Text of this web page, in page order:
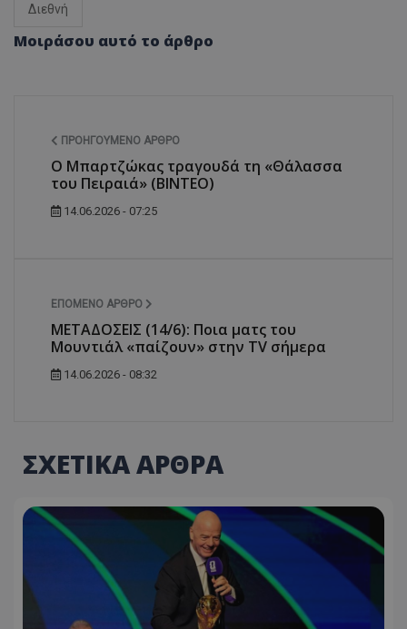
Διεθνή
Μοιράσου αυτό το άρθρο
ΠΡΟΗΓΟΎΜΕΝΟ ΆΡΘΡΟ
Ο Μπαρτζώκας τραγουδά τη «Θάλασσα
του Πειραιά» (ΒΙΝΤΕΟ)
14.06.2026 - 07:25
ΕΠΌΜΕΝΟ ΆΡΘΡΟ
ΜΕΤΑΔΟΣΕΙΣ (14/6): Ποια ματς του
Μουντιάλ «παίζουν» στην TV σήμερα
14.06.2026 - 08:32
ΣΧΕΤΙΚΑ ΑΡΘΡΑ